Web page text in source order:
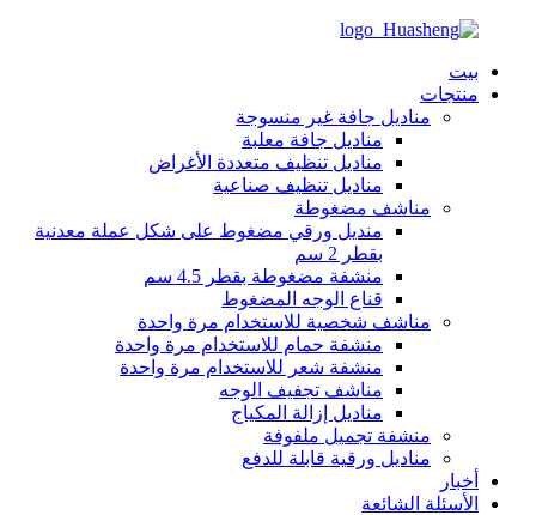
بيت
منتجات
مناديل جافة غير منسوجة
مناديل جافة معلبة
مناديل تنظيف متعددة الأغراض
مناديل تنظيف صناعية
مناشف مضغوطة
منديل ورقي مضغوط على شكل عملة معدنية
بقطر 2 سم
منشفة مضغوطة بقطر 4.5 سم
قناع الوجه المضغوط
مناشف شخصية للاستخدام مرة واحدة
منشفة حمام للاستخدام مرة واحدة
منشفة شعر للاستخدام مرة واحدة
مناشف تجفيف الوجه
مناديل إزالة المكياج
منشفة تجميل ملفوفة
مناديل ورقية قابلة للدفع
أخبار
الأسئلة الشائعة